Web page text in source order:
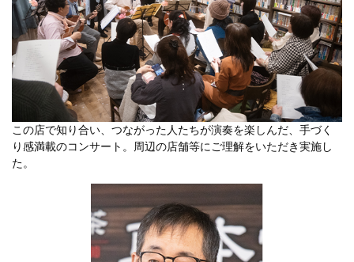
この店で知り合い、つながった人たちが演奏を楽しんだ、手づく
り感満載のコンサート。周辺の店舗等にご理解をいただき実施し
た。